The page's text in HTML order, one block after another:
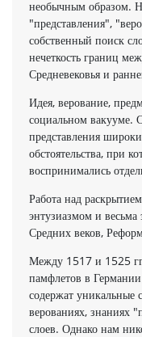
необычным образом.
"представления",
собственный по­иск
нечеткость границ
Средневековья и
Идея, верование,
социальном вакууме.
пред­ставления
обстоятельства, при
воспринимались
Работа над
энтузиазмом и
Средних веков,
Между 1517 и 1525
памфлетов в
содержат уникаль­ные
верованиях, знаниях
слоев. Однако нам